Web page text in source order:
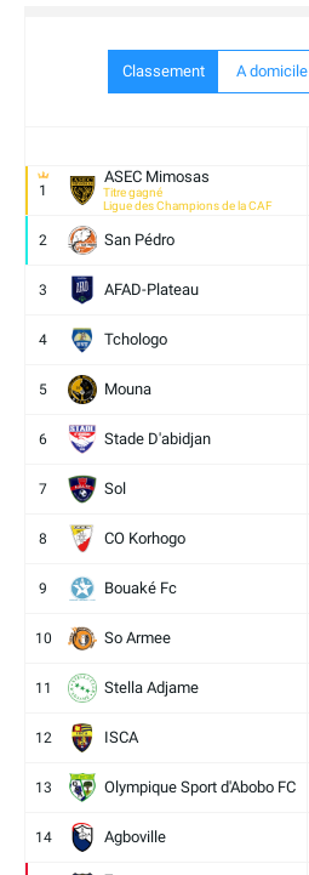
Classement A domicile
1
ASEC Mimosas
Titre gagné
Ligue des Champions de la CAF
2 San Pédro
3 AFAD-Plateau
4 Tchologo
5 Mouna
6 Stade D'abidjan
7 Sol
8 CO Korhogo
9 Bouaké Fc
10 So Armee
11 Stella Adjame
12 ISCA
13 Olympique Sport d'Abobo FC
14 Agboville